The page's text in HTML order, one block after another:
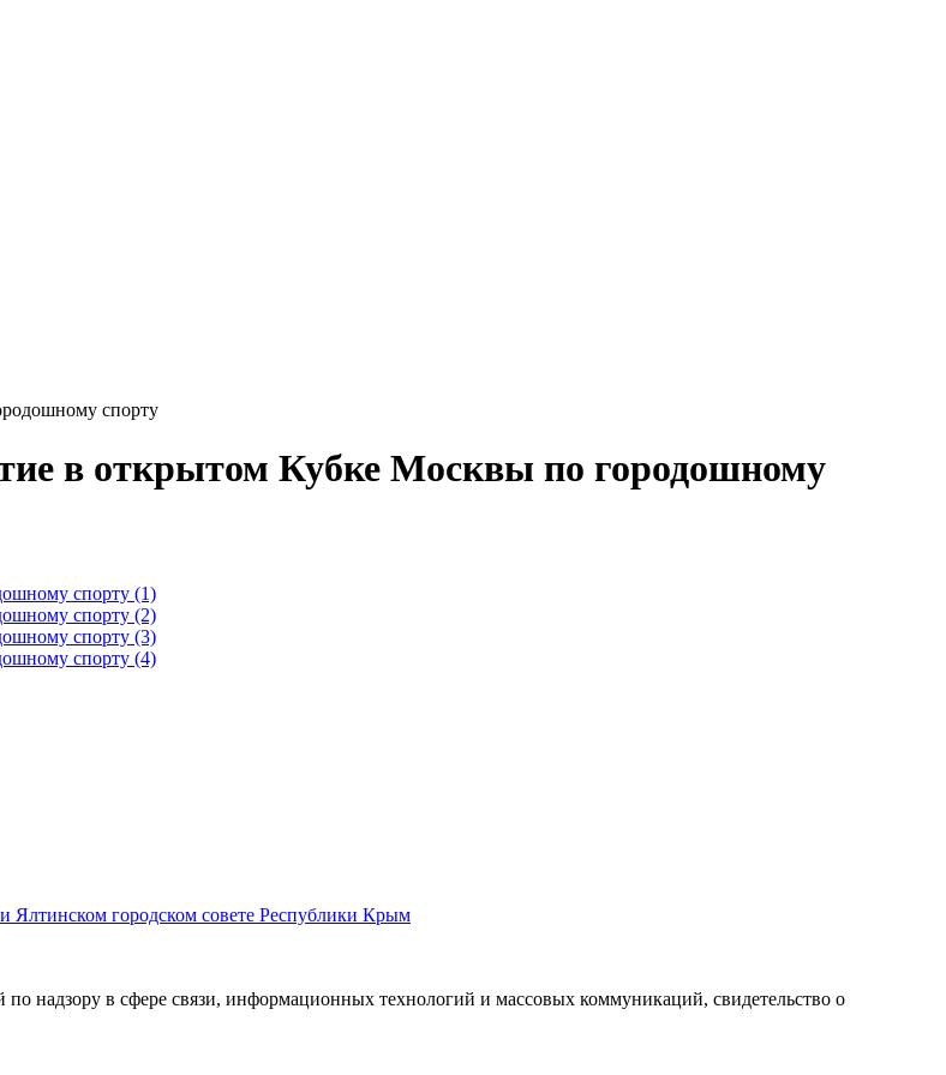
спорту
в открытом Кубке Москвы по городошному
Ялтинском городском совете Республики Крым
надзору в сфере связи, информационных технологий и массовых коммуникаций, свидетельство о